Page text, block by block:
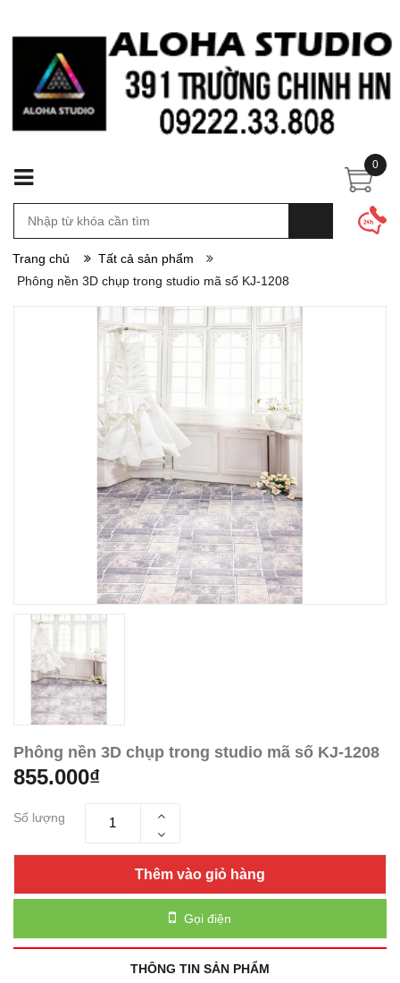
0
Trang chủ
Tất cả sản phẩm
Phông nền 3D chụp trong studio mã số KJ-1208
Phông nền 3D chụp trong studio mã số KJ-1208
855.000₫
Số lượng
Thêm vào giỏ hàng
Gọi điện
THÔNG TIN SẢN PHẨM